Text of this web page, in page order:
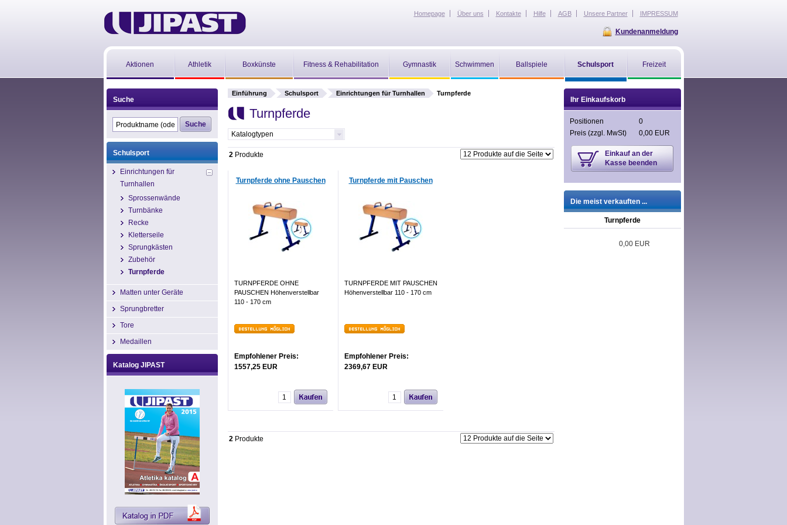
Homepage Über uns Kontakte Hilfe AGB Unsere Partner IMPRESSUM
Aktionen Athletik Boxkünste Fitness & Rehabilitation Gymnastik Schwimmen Ballspiele Schulsport Freizeit
Kundenanmeldung
Einführung Schulsport Einrichtungen für Turnhallen Turnpferde
Turnpferde
Katalogtypen
2Produkte
Turnpferde ohne Pauschen
TURNPFERDE OHNE
PAUSCHEN Höhenverstellbar
110 - 170 cm
Empfohlener Preis:
1557,25 EUR
Turnpferde mit Pauschen
TURNPFERDE MIT PAUSCHEN
Höhenverstellbar 110 - 170 cm
Empfohlener Preis:
2369,67 EUR
2Produkte
Ihr Einkaufskorb
Positionen
0
Preis (zzgl. MwSt) 0,00 EUR
Einkauf an der
Kasse beenden
Die meist verkauften ...
Turnpferde
0,00 EUR
Suche
Schulsport
Einrichtungen für
Turnhallen
Sprossenwände
Turnbänke
Recke
Kletterseile
Sprungkästen
Zubehör
Turnpferde
Matten unter Geräte
Sprungbretter
Tore
Medaillen
Katalog JIPAST